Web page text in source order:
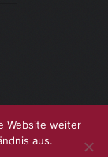
Website weiter
aus.